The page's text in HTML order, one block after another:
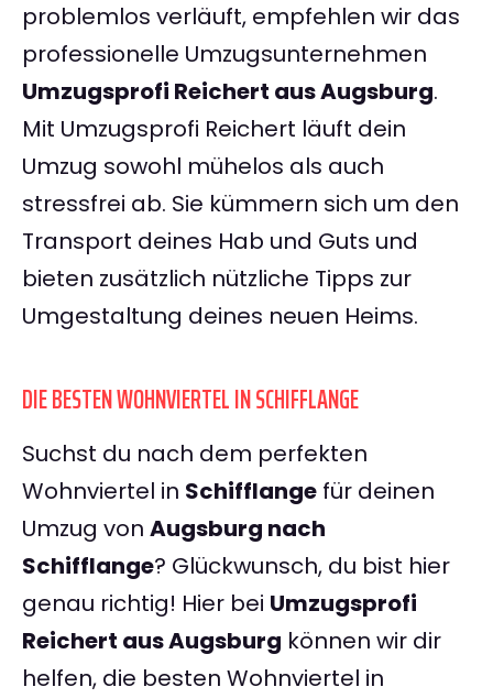
problemlos verläuft, empfehlen wir das
professionelle Umzugsunternehmen
Umzugsprofi Reichert aus Augsburg.
Mit Umzugsprofi Reichert läuft dein
Umzug sowohl mühelos als auch
stressfrei ab. Sie kümmern sich um den
Transport deines Hab und Guts und
bieten zusätzlich nützliche Tipps zur
Umgestaltung deines neuen Heims.
DIE BESTEN WOHNVIERTEL IN SCHIFFLANGE
Suchst du nach dem perfekten
Wohnviertel in Schifflange für deinen
Umzug von Augsburg nach
Schifflange? Glückwunsch, du bist hier
genau richtig! Hier bei Umzugsprofi
Reichert aus Augsburg können wir dir
helfen, die besten Wohnviertel in